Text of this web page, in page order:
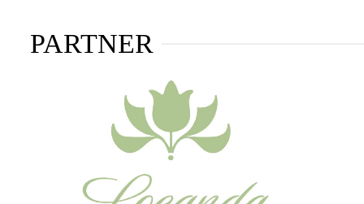
PARTNER